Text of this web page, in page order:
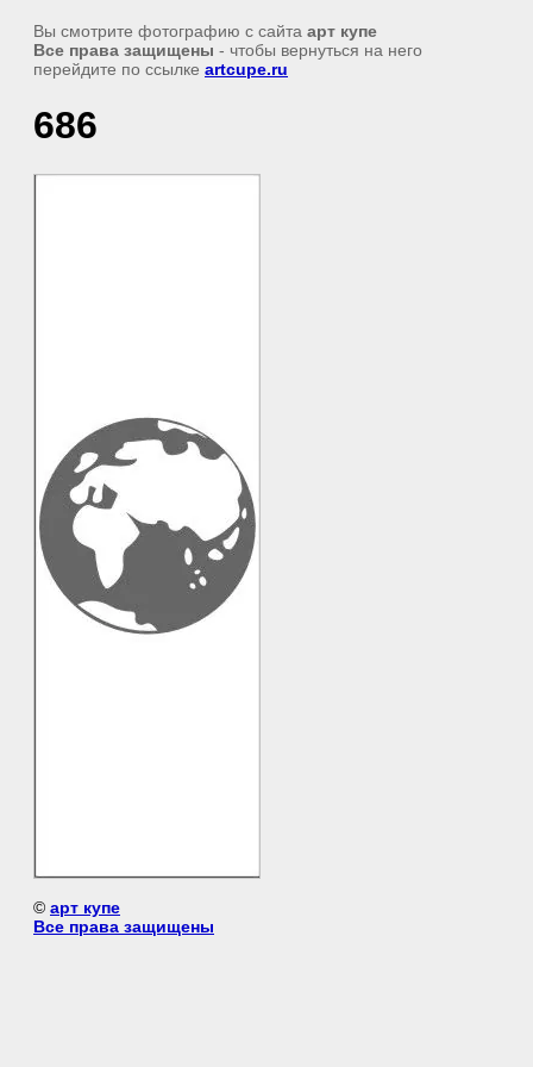
Вы смотрите фотографию с сайта арт купе
Все права защищены - чтобы вернуться на него
перейдите по ссылке artcupe.ru
686
© арт купе
Все права защищены